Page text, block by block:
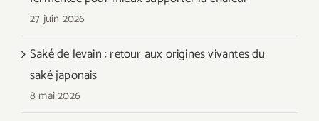
27 juin 2026
Saké de levain : retour aux origines vivantes du
saké japonais
8 mai 2026